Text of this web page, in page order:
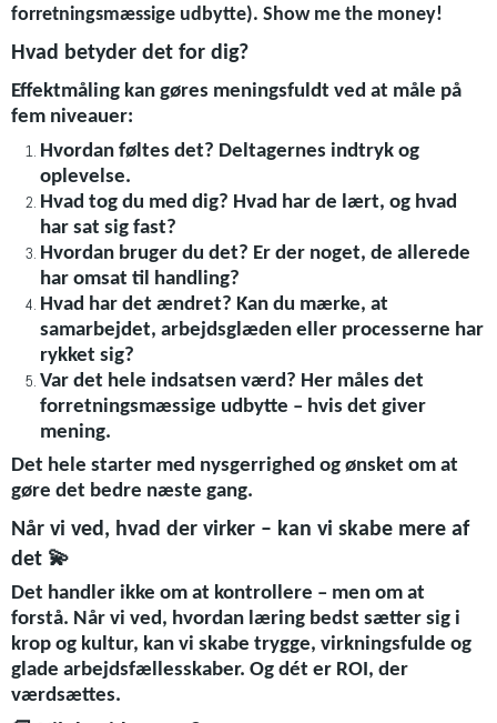
forretningsmæssige udbytte). Show me the money!
Hvad betyder det for dig?
Effektmåling kan gøres meningsfuldt ved at måle på
fem niveauer:
Hvordan føltes det? Deltagernes indtryk og
oplevelse.
Hvad tog du med dig? Hvad har de lært, og hvad
har sat sig fast?
Hvordan bruger du det? Er der noget, de allerede
har omsat til handling?
Hvad har det ændret? Kan du mærke, at
samarbejdet, arbejdsglæden eller processerne har
rykket sig?
Var det hele indsatsen værd? Her måles det
forretningsmæssige udbytte – hvis det giver
mening.
Det hele starter med nysgerrighed og ønsket om at
gøre det bedre næste gang.
Når vi ved, hvad der virker – kan vi skabe mere af
det 💫
Det handler ikke om at kontrollere – men om at
forstå. Når vi ved, hvordan læring bedst sætter sig i
krop og kultur, kan vi skabe trygge, virkningsfulde og
glade arbejdsfællesskaber. Og dét er ROI, der
værdsættes.